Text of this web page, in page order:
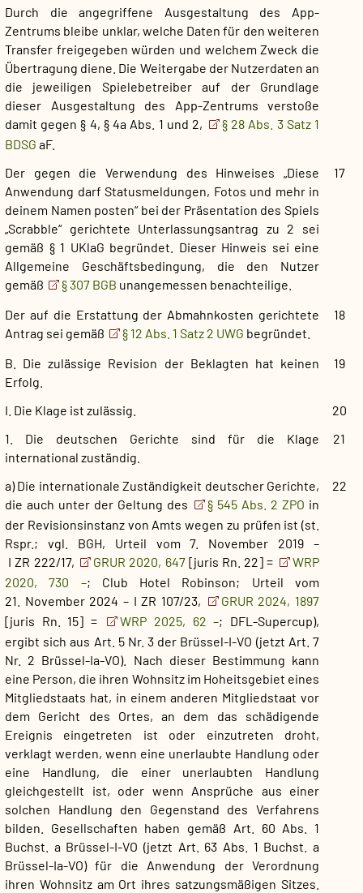
Durch die angegriffene Ausgestaltung des App-
Zentrums bleibe unklar, welche Daten für den weiteren
Transfer freigegeben würden und welchem Zweck die
Übertragung diene. Die Weitergabe der Nutzerdaten an
die jeweiligen Spielebetreiber auf der Grundlage
dieser Ausgestaltung des App-Zentrums verstoße
damit gegen § 4, § 4a Abs. 1 und 2,
§ 28 Abs. 3 Satz 1
BDSG aF.
17
Der gegen die Verwendung des Hinweises „Diese
Anwendung darf Statusmeldungen, Fotos und mehr in
deinem Namen posten“ bei der Präsentation des Spiels
„Scrabble“ gerichtete Unterlassungsantrag zu 2 sei
gemäß § 1 UKlaG begründet. Dieser Hinweis sei eine
Allgemeine Geschäftsbedingung, die den Nutzer
gemäß
§ 307 BGB unangemessen benachteilige.
18
Der auf die Erstattung der Abmahnkosten gerichtete
Antrag sei gemäß
§ 12 Abs. 1 Satz 2 UWG begründet.
19
B. Die zulässige Revision der Beklagten hat keinen
Erfolg.
20
I. Die Klage ist zulässig.
21
1. Die deutschen Gerichte sind für die Klage
international zuständig.
22
a) Die internationale Zuständigkeit deutscher Gerichte,
die auch unter der Geltung des
§ 545 Abs. 2 ZPO in
der Revisionsinstanz von Amts wegen zu prüfen ist (st.
Rspr.; vgl. BGH, Urteil vom 7. November 2019 –
I ZR 222/17,
GRUR 2020, 647[juris Rn. 22] =
WRP
2020, 730 –; Club Hotel Robinson; Urteil vom
21. November 2024 – I ZR 107/23,
GRUR 2024, 1897
[juris Rn. 15] =
WRP 2025, 62 –; DFL-Supercup),
ergibt sich aus Art. 5 Nr. 3 der Brüssel-I-VO (jetzt Art. 7
Nr. 2 Brüssel-Ia-VO). Nach dieser Bestimmung kann
eine Person, die ihren Wohnsitz im Hoheitsgebiet eines
Mitgliedstaats hat, in einem anderen Mitgliedstaat vor
dem Gericht des Ortes, an dem das schädigende
Ereignis eingetreten ist oder einzutreten droht,
verklagt werden, wenn eine unerlaubte Handlung oder
eine Handlung, die einer unerlaubten Handlung
gleichgestellt ist, oder wenn Ansprüche aus einer
solchen Handlung den Gegenstand des Verfahrens
bilden. Gesellschaften haben gemäß Art. 60 Abs. 1
Buchst. a Brüssel-I-VO (jetzt Art. 63 Abs. 1 Buchst. a
Brüssel-Ia-VO) für die Anwendung der Verordnung
ihren Wohnsitz am Ort ihres satzungsmäßigen Sitzes.